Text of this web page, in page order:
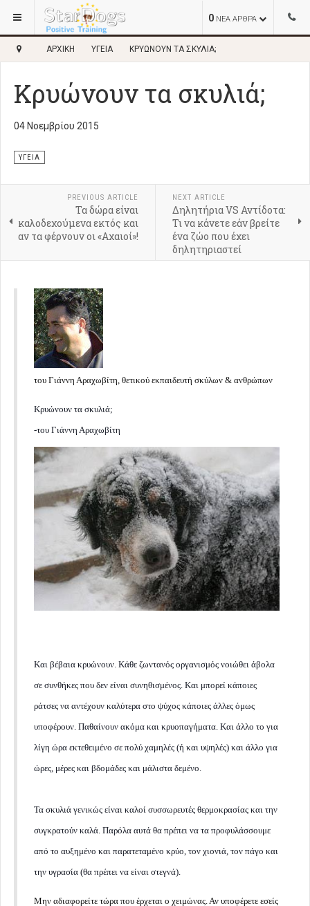
0 ΝΕΑ ΑΡΘΡΑ
ΑΡΧΙΚΉ ΥΓΕΊΑ ΚΡΥΏΝΟΥΝ ΤΑ ΣΚΥΛΙΆ;
Κρυώνουν τα σκυλιά;
04 Νοεμβρίου 2015
ΥΓΕΊΑ
PREVIOUS ARTICLE
Τα δώρα είναι
καλοδεχούμενα εκτός και
αν τα φέρνουν οι «Αχαιοί»!
NEXT ARTICLE
Δηλητήρια VS Αντίδοτα:
Τι να κάνετε εάν βρείτε
ένα ζώο που έχει
δηλητηριαστεί
του Γιάννη Αραχωβίτη, θετικού εκπαιδευτή σκύλων & ανθρώπων
Κρυώνουν τα σκυλιά;
-του Γιάννη Αραχωβίτη
Και βέβαια κρυώνουν. Κάθε ζωντανός οργανισμός νοιώθει άβολα
σε συνθήκες που δεν είναι συνηθισμένος. Και μπορεί κάποιες
ράτσες να αντέχουν καλύτερα στο ψύχος κάποιες άλλες όμως
υποφέρουν. Παθαίνουν ακόμα και κρυοπαγήματα. Και άλλο το για
λίγη ώρα εκτεθειμένο σε πολύ χαμηλές (ή και υψηλές) και άλλο για
ώρες, μέρες και βδομάδες και μάλιστα δεμένο.
Τα σκυλιά γενικώς είναι καλοί συσσωρευτές θερμοκρασίας και την
συγκρατούν καλά. Παρόλα αυτά θα πρέπει να τα προφυλάσσουμε
από το αυξημένο και παρατεταμένο κρύο, τον χιονιά, τον πάγο και
την υγρασία (θα πρέπει να είναι στεγνά).
Μην αδιαφορείτε τώρα που έρχεται ο χειμώνας. Αν υποφέρετε εσείς